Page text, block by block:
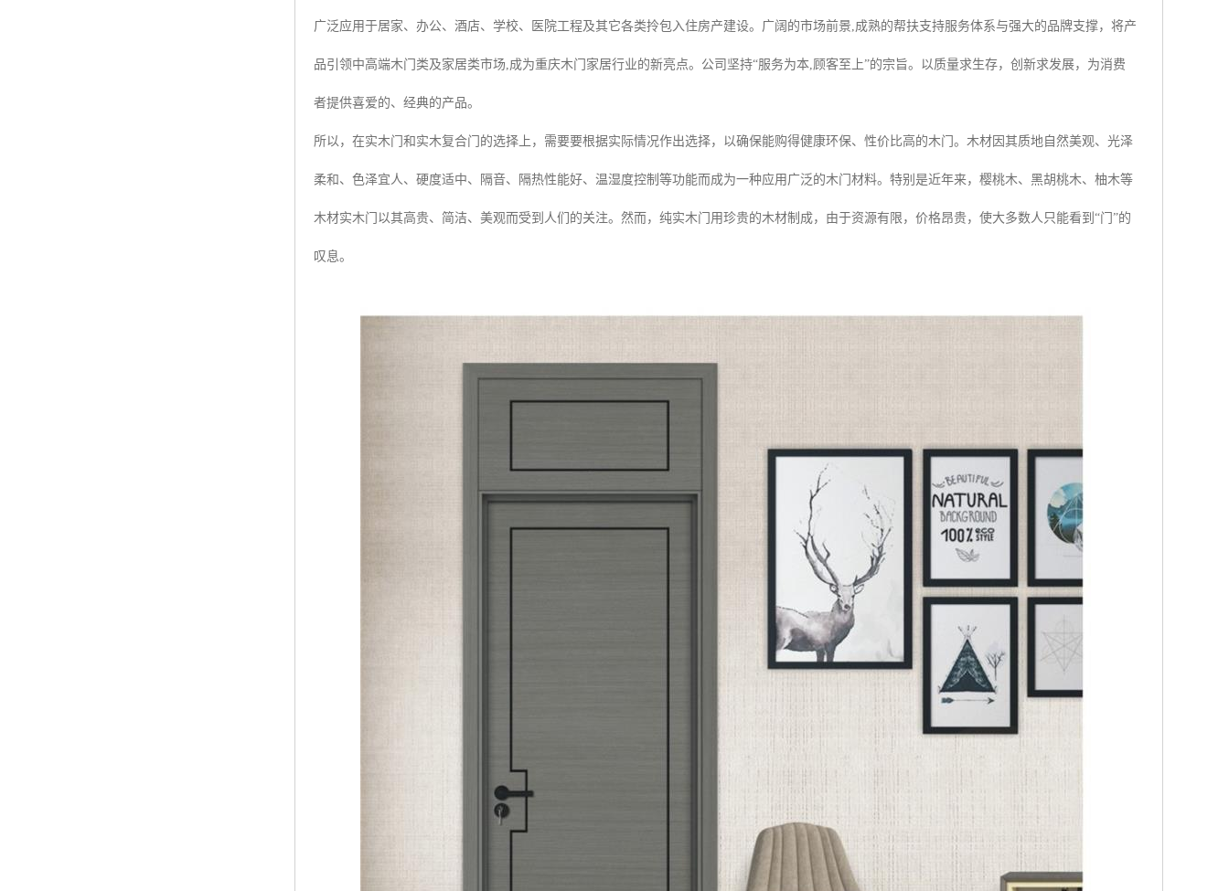
广泛应用于居家、办公、酒店、学校、医院工程及其它各类拎包入住房产建设。广阔的市场前景,成熟的帮扶支持服务体系与强大的品牌支撑，将产
品引领中高端木门类及家居类市场,成为重庆木门家居行业的新亮点。公司坚持“服务为本,顾客至上”的宗旨。以质量求生存，创新求发展，为消费
者提供喜爱的、经典的产品。
所以，在实木门和实木复合门的选择上，需要要根据实际情况作出选择，以确保能购得健康环保、性价比高的木门。木材因其质地自然美观、光泽
柔和、色泽宜人、硬度适中、隔音、隔热性能好、温湿度控制等功能而成为一种应用广泛的木门材料。特别是近年来，樱桃木、黑胡桃木、柚木等
木材实木门以其高贵、简洁、美观而受到人们的关注。然而，纯实木门用珍贵的木材制成，由于资源有限，价格昂贵，使大多数人只能看到“门”的
叹息。